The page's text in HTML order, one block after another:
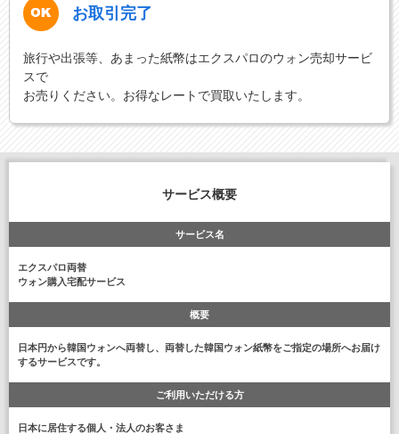
お取引完了
旅行や出張等、あまった紙幣はエクスパロのウォン売却サービ
スで
お売りください。お得なレートで買取いたします。
サービス概要
サービス名
エクスパロ両替
ウォン購入宅配サービス
概要
日本円から韓国ウォンへ両替し、両替した韓国ウォン紙幣をご指定の場所へお届け
するサービスです。
ご利用いただける方
日本に居住する個人・法人のお客さま